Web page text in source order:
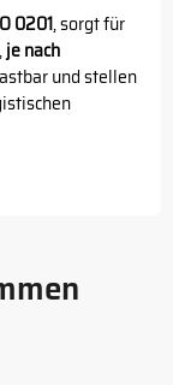
0201, sorgt für
je nach
und stellen